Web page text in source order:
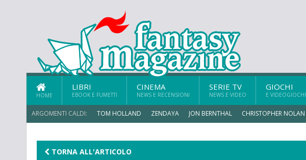
HOME
LIBRI
EBOOK E FUMETTI
CINEMA
NEWS E RECENSIONI
SERIE TV
NEWS E VIDEO
GIOCHI
E VIDEOGIOCHI
ARGOMENTI CALDI: TOM HOLLAND ZENDAYA JON BERNTHAL CHRISTOPHER NOLAN
TORNA ALL'ARTICOLO